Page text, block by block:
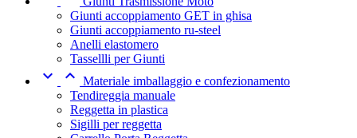
Giunti accoppiamento GET in ghisa
Giunti accoppiamento ru-steel
Anelli elastomero
Tassellli per Giunti
  Materiale imballaggio e confezionamento
Tendireggia manuale
Reggetta in plastica
Sigilli per reggetta